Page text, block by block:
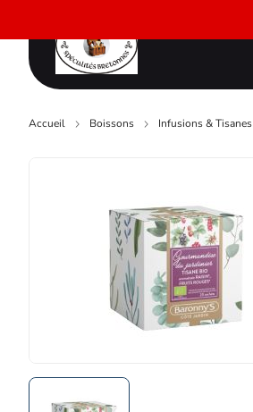
Accueil Boissons Infusions & Tisanes